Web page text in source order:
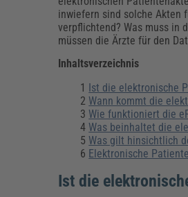
Energie & Umwelt
Führung & Management
Gesundheit & Pflege
Kommunales
Fachpublikationen &
Bauhof
Grünflächen
Verkehrsrecht
Weiterbildungen
Bau, Immobilien &
Künstliche Intelligenz
Personalwesen
Personal, Ausbildung &
Reisekosten und
Weiterbildungen
Reisekosten & Finanzen
Zollabwicklung &
Zoll & Export
inwiefern sind solche Akten
verpflichtend? Was muss in
müssen die Ärzte für den
Inhaltsverzeichnis
Ist die elektronische
Wann kommt die
Wie funktioniert die
Was beinhaltet die
Was gilt hinsichtlich
Elektronische
Ist die